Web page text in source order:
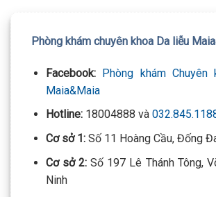
Phòng khám chuyên khoa Da liễu
Facebook: Phòng khám Chuyên
Maia&Maia
Hotline:18004888 và
Cơ sở 1: Số 11 Hoàng Cầu, Đống
Cơ sở 2: Số 197 Lê Thánh Tông,
Ninh